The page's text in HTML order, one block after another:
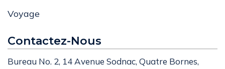
Voyage
Contactez-Nous
Bureau No. 2, 14 Avenue Sodnac, Quatre Bornes,